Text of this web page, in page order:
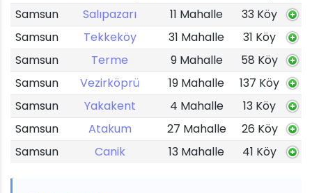
Samsun
Salıpazarı 11 Mahalle
33 Köy
Samsun
Tekkeköy 31 Mahalle
31 Köy
Samsun
Terme 9 Mahalle
58 Köy
Samsun
Vezirköprü 19 Mahalle
137 Köy
Samsun
Yakakent 4 Mahalle
13 Köy
Samsun
Atakum 27 Mahalle
26 Köy
Samsun
Canik 13 Mahalle 41 Köy